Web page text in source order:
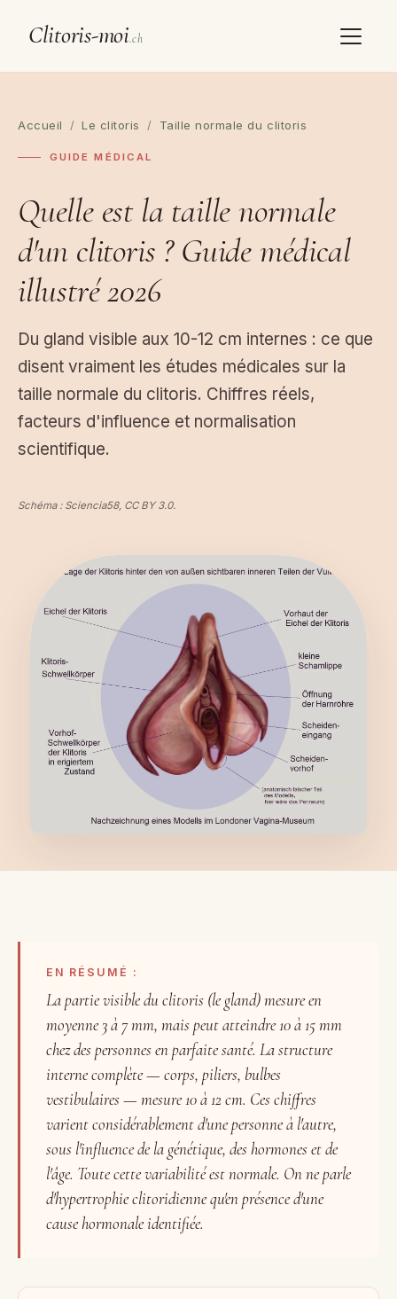
Clitoris-moi.ch
Accueil / Le clitoris / Taille normale du clitoris
GUIDE MÉDICAL
Quelle est la taille normale
d'un clitoris ?Guide médical
illustré 2026
Du gland visible aux 10-12 cm internes : ce que
disent vraiment les études médicales sur la
taille normale du clitoris. Chiffres réels,
facteurs d'influence et normalisation
scientifique.
Schéma : Sciencia58, CC BY 3.0.
EN RÉSUMÉ :
La partie visible du clitoris (le gland) mesure en
moyenne 3 à 7 mm, mais peut atteindre 10 à 15 mm
chez des personnes en parfaite santé. La structure
interne complète — corps, piliers, bulbes
vestibulaires — mesure 10 à 12 cm. Ces chiffres
varient considérablement d'une personne à l'autre,
sous l'influence de la génétique, des hormones et de
l'âge. Toute cette variabilité est normale. On ne parle
d'hypertrophie clitoridienne qu'en présence d'une
cause hormonale identifiée.